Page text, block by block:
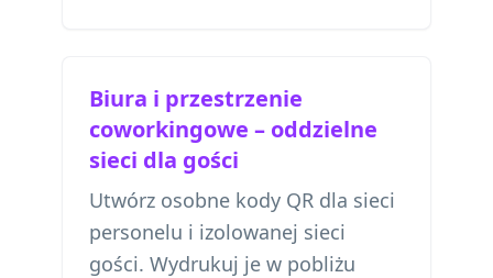
Biura i przestrzenie
coworkingowe – oddzielne
sieci dla gości
Utwórz osobne kody QR dla sieci
personelu i izolowanej sieci
gości. Wydrukuj je w pobliżu